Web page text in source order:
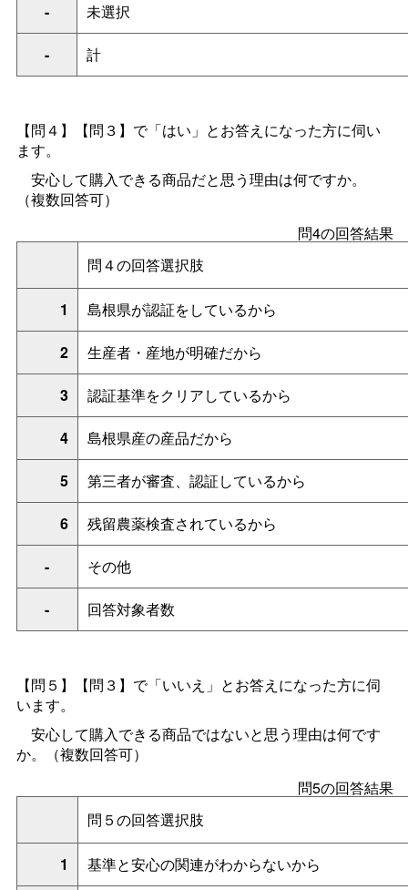
- 未選択
- 計
【問４】【問３】で「はい」とお答えになった方に伺い
ます。
安心して購入できる商品だと思う理由は何ですか。
（複数回答可）
問4の回答結果
問４の回答選択肢
1 島根県が認証をしているから
2 生産者・産地が明確だから
3 認証基準をクリアしているから
4 島根県産の産品だから
5 第三者が審査、認証しているから
6 残留農薬検査されているから
- その他
- 回答対象者数
【問５】【問３】で「いいえ」とお答えになった方に伺
います。
安心して購入できる商品ではないと思う理由は何です
か。（複数回答可）
問5の回答結果
問５の回答選択肢
1 基準と安心の関連がわからないから